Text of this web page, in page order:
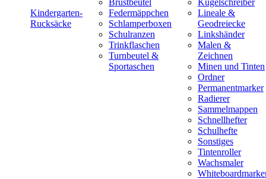
Kindergarten-
Rucksäcke
Federmäppchen
Schlamperboxen
Schulranzen
Trinkflaschen
Turnbeutel &
Sportaschen
Lineale &
Geodreiecke
Linkshänder
Malen &
Zeichnen
Minen und Tinten
Ordner
Permanentmarker
Radierer
Sammelmappen
Schnellhefter
Schulhefte
Sonstiges
Tintenroller
Wachsmaler